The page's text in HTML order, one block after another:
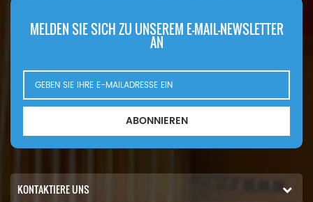
MELDEN SIE SICH ZU UNSEREM E-MAIL-NEWSLETTER
AN
ABONNIEREN
KONTAKTIERE UNS